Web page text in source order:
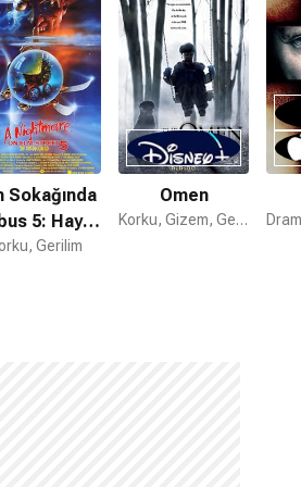
Sokağında
5: Hayal
Çocuk
Gerilim
Omen
Korku, Gizem, Gerilim